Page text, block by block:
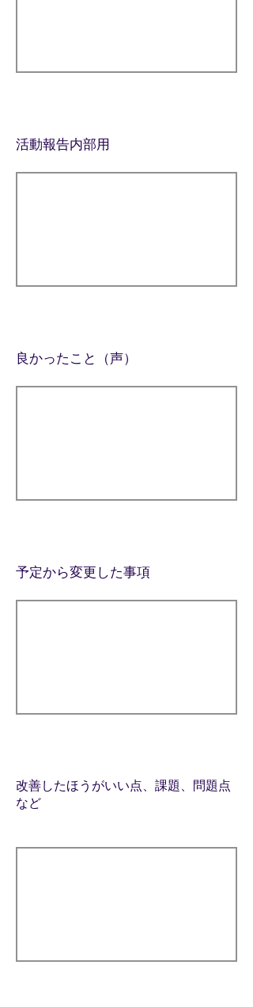
活動報告内部用
良かったこと（声）
予定から変更した事項
改善したほうがいい点、課題、問題点
など